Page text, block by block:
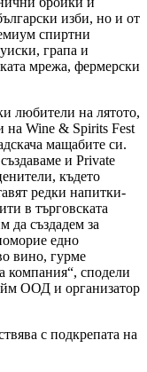
изби, но и от
спиртни
грапа и
мрежа, фермерски
любители на лятото,
на Wine & Spirits Fest
мащабите си.
и Private
където
редки напитки-
в търговската
да създадем за
едно
вино, гурме
компания“, сподели
ООД и организатор
с подкрепата на